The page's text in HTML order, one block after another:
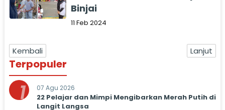
Binjai
11 Feb 2024
Kembali Lanjut
Terpopuler
1 07 Agu 2026
22 Pelajar dan Mimpi Mengibarkan Merah Putih di
Langit Langsa